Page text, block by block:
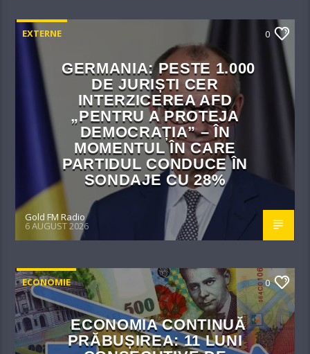
EXTERNE 0
GERMANIA: PESTE 1.000
DE JURIȘTI CER
INTERZICEREA AFD
„PENTRU A PROTEJA
DEMOCRAȚIA” – ÎN
MOMENTUL ÎN CARE
PARTIDUL CONDUCE ÎN
SONDAJE CU 28%
Gold FM Radio
6 AUGUST 2026
ECONOMIE 0
ECONOMIA CONTINUĂ
PRĂBUȘIREA: 11 LUNI